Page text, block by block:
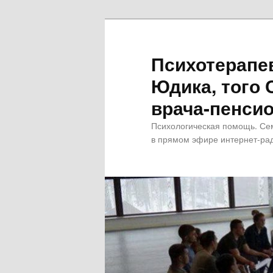
Юдика, того
врача-
Психологическая помощь.
в прямом эфире интернет-